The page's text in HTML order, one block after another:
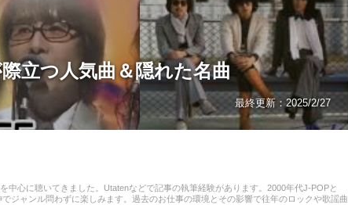
立つ人気曲＆隠れた名曲
最終更新：2025/2/27
中心に聴いてきました。Utatenなどで記事の執筆経験があります。2000年代J-POPと
ジャンル問わずに楽しみます。過去のお仕事の環境とその影響で往年のロックや歌謡曲